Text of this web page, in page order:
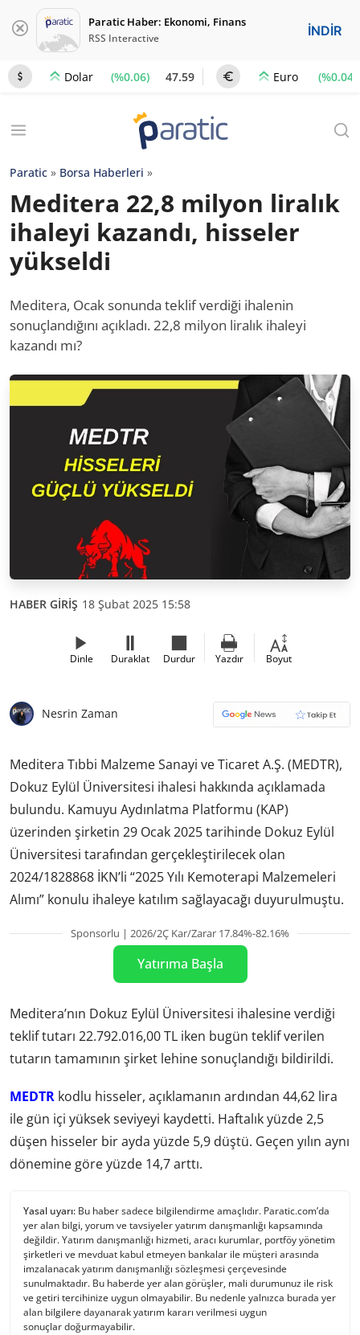
Paratic Haber: Ekonomi, Finans
RSS Interactive İNDİR
Dolar (%0.06) 47.59 Euro (%0.04)
Paratic » Borsa Haberleri »
Meditera 22,8 milyon liralık
ihaleyi kazandı, hisseler
yükseldi
Meditera, Ocak sonunda teklif verdiği ihalenin
sonuçlandığını açıkladı. 22,8 milyon liralık ihaleyi
kazandı mı?
HABER GİRİŞ 18 Şubat 2025 15:58
Dinle Duraklat Durdur Yazdır Boyut
Nesrin Zaman
Meditera Tıbbi Malzeme Sanayi ve Ticaret A.Ş. (MEDTR),
Dokuz Eylül Üniversitesi ihalesi hakkında açıklamada
bulundu. Kamuyu Aydınlatma Platformu (KAP)
üzerinden şirketin 29 Ocak 2025 tarihinde Dokuz Eylül
Üniversitesi tarafından gerçekleştirilecek olan
2024/1828868 İKN’li “2025 Yılı Kemoterapi Malzemeleri
Alımı” konulu ihaleye katılım sağlayacağı duyurulmuştu.
Sponsorlu | 2026/2Ç Kar/Zarar 17.84%-82.16%
Yatırıma Başla
Meditera’nın Dokuz Eylül Üniversitesi ihalesine verdiği
teklif tutarı 22.792.016,00 TL iken bugün teklif verilen
tutarın tamamının şirket lehine sonuçlandığı bildirildi.
MEDTR kodlu hisseler, açıklamanın ardından 44,62 lira
ile gün içi yüksek seviyeyi kaydetti. Haftalık yüzde 2,5
düşen hisseler bir ayda yüzde 5,9 düştü. Geçen yılın aynı
dönemine göre yüzde 14,7 arttı.
Yasal uyarı: Bu haber sadece bilgilendirme amaçlıdır. Paratic.com’da
yer alan bilgi, yorum ve tavsiyeler yatırım danışmanlığı kapsamında
değildir. Yatırım danışmanlığı hizmeti, aracı kurumlar, portföy yönetim
şirketleri ve mevduat kabul etmeyen bankalar ile müşteri arasında
imzalanacak yatırım danışmanlığı sözleşmesi çerçevesinde
sunulmaktadır. Bu haberde yer alan görüşler, mali durumunuz ile risk
ve getiri tercihinize uygun olmayabilir. Bu nedenle yalnızca burada yer
alan bilgilere dayanarak yatırım kararı verilmesi uygun
sonuçlar doğurmayabilir.